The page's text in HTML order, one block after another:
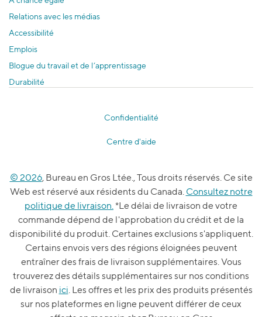
Relations avec les médias
Accessibilité
Emplois
Blogue du travail et de l’apprentissage
Durabilité
Confidentialité
Centre d'aide
© 2026, Bureau en Gros Ltée., Tous droits réservés. Ce site
Web est réservé aux résidents du Canada. Consultez notre
politique de livraison.*Le délai de livraison de votre
commande dépend de l'approbation du crédit et de la
disponibilité du produit. Certaines exclusions s'appliquent.
Certains envois vers des régions éloignées peuvent
entraîner des frais de livraison supplémentaires. Vous
trouverez des détails supplémentaires sur nos conditions
de livraison ici. Les offres et les prix des produits présentés
sur nos plateformes en ligne peuvent différer de ceux